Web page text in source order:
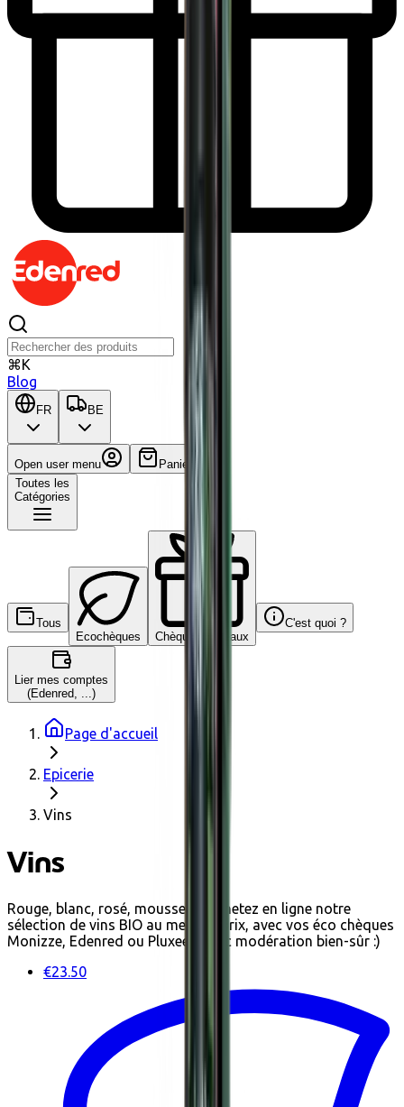
⌘K
Blog
FR BE
Open user menu
Panier
Toutes les
Catégories
Tous
Ecochèques
Chèques-cadeaux
C'est quoi ?
Lier mes comptes
(Edenred, ...)
Page d'accueil
Epicerie
Vins
Vins
Rouge, blanc, rosé, mousseux, achetez en ligne notre
sélection de vins BIO au meilleur prix, avec vos éco chèques
Monizze, Edenred ou Pluxee ! Avec modération bien-sûr :)
€23.50